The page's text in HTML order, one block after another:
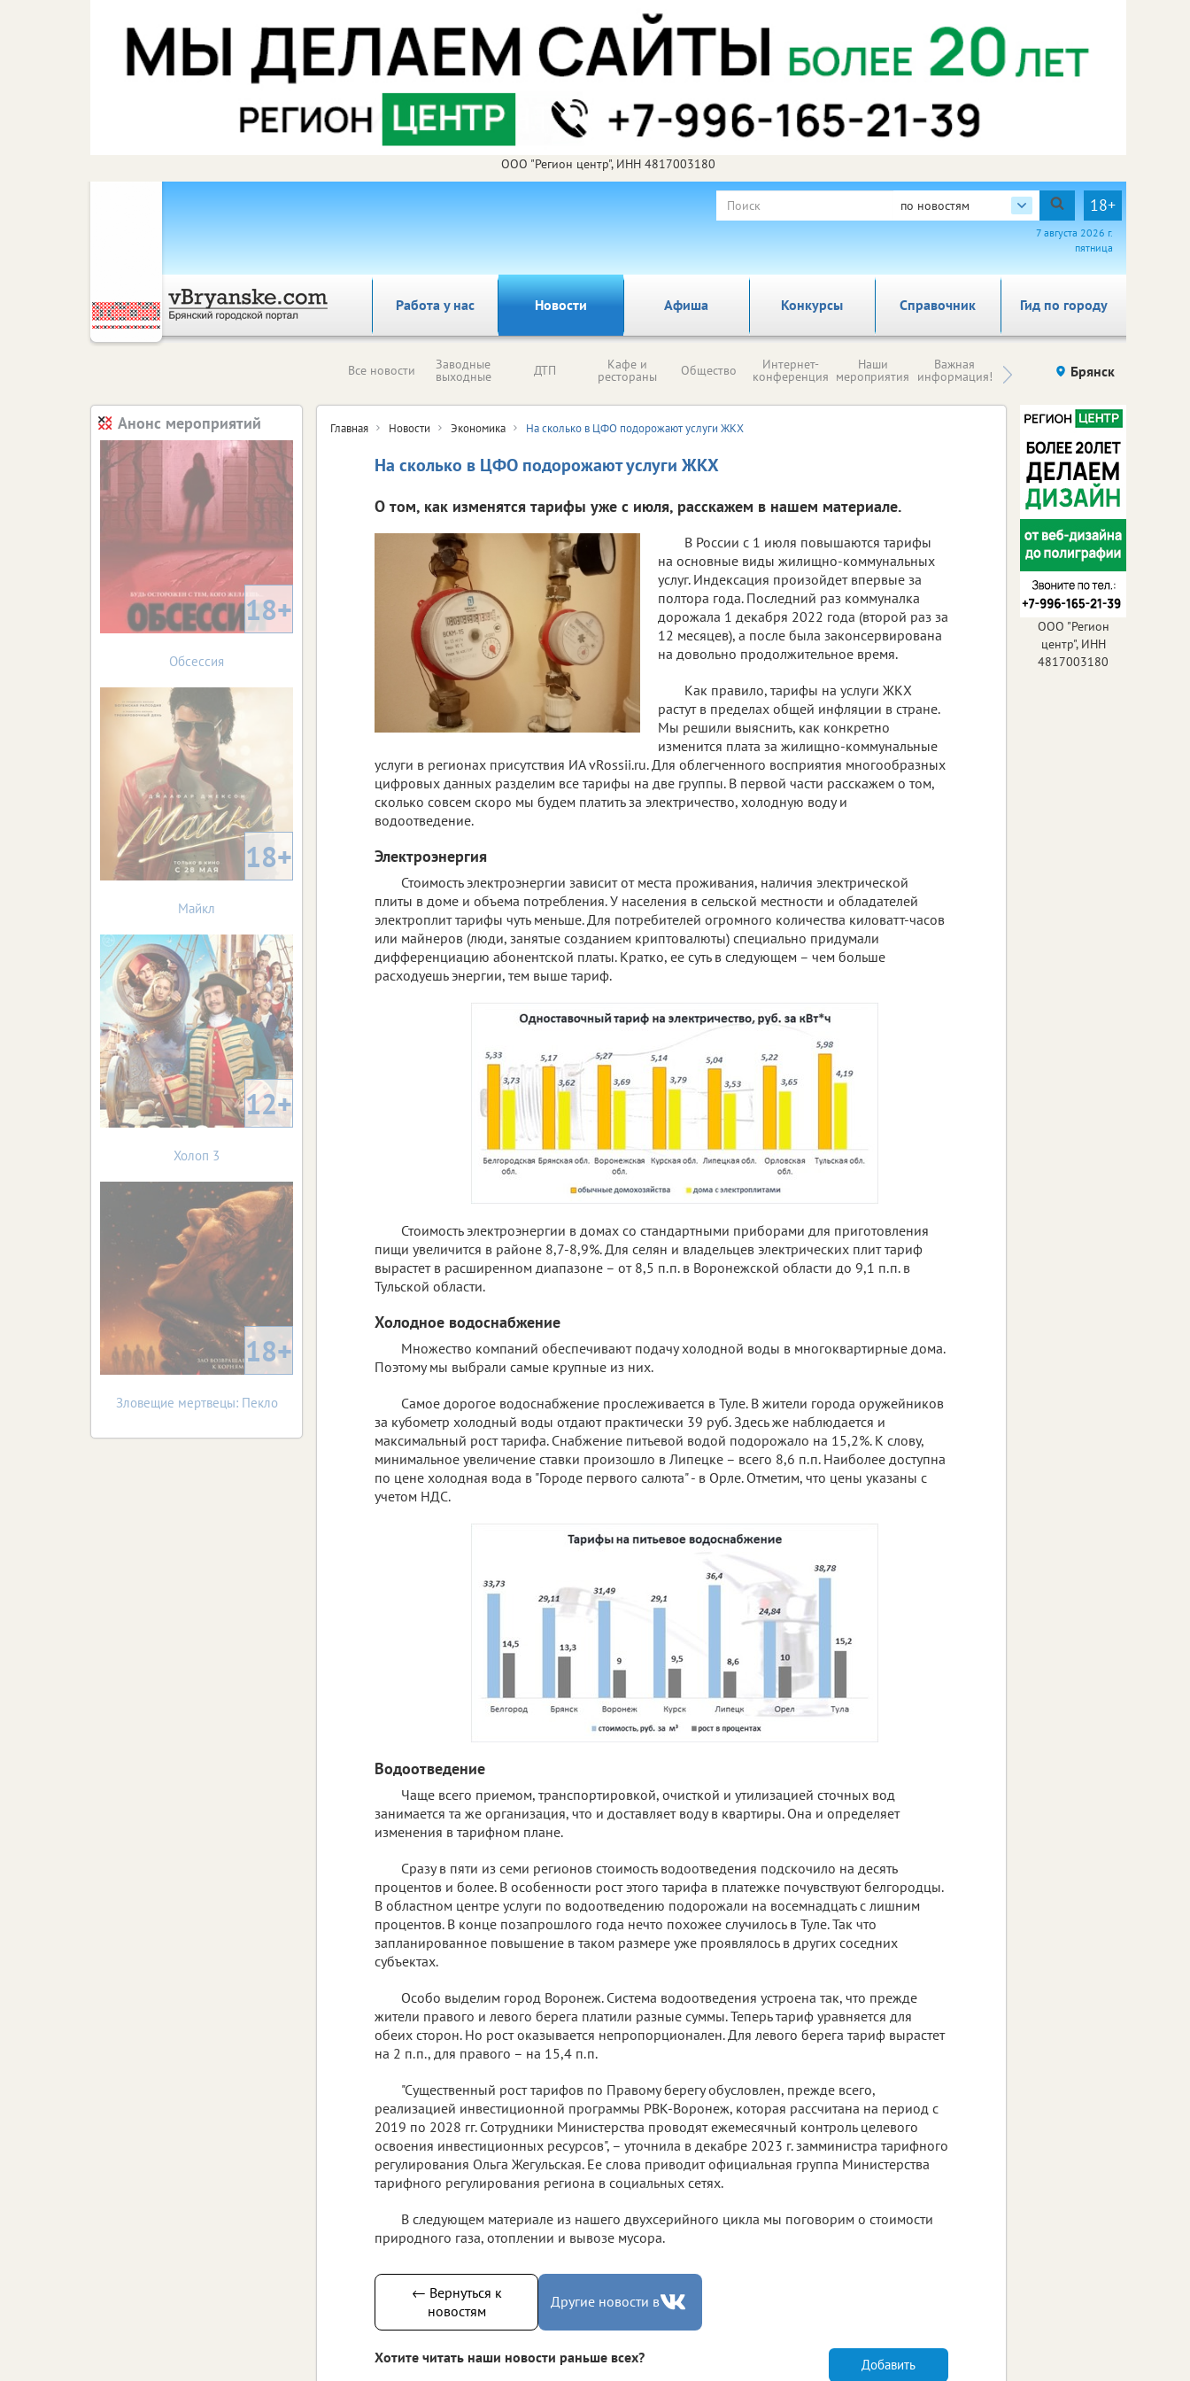
ООО "Регион центр", ИНН 4817003180
по новостям 18+
7 августа 2026 г.
пятница
Работа у нас Новости Афиша Справочник Гид по городу
Конкурсы
Все новости Заводные
выходные ДТП Кафе и
рестораны Общество Интернет-
конференция
Наши
мероприятия
Важная
информация! Происшествия Здоровье
Брянск
Главная Новости Экономика На сколько в ЦФО подорожают услуги ЖКХ
На сколько в ЦФО подорожают услуги ЖКХ
О том, как изменятся тарифы уже с июля, расскажем в нашем материале.
В России с 1 июля повышаются тарифы
на основные виды жилищно-коммунальных
услуг. Индексация произойдет впервые за
полтора года. Последний раз коммуналка
дорожала 1 декабря 2022 года (второй раз за
12 месяцев), а после была законсервирована
на довольно продолжительное время.
Как правило, тарифы на услуги ЖКХ
растут в пределах общей инфляции в стране.
Мы решили выяснить, как конкретно
изменится плата за жилищно-коммунальные
услуги в регионах присутствия ИА vRossii.ru. Для облегченного восприятия многообразных
цифровых данных разделим все тарифы на две группы. В первой части расскажем о том,
сколько совсем скоро мы будем платить за электричество, холодную воду и
водоотведение.
Электроэнергия
Стоимость электроэнергии зависит от места проживания, наличия электрической
плиты в доме и объема потребления. У населения в сельской местности и обладателей
электроплит тарифы чуть меньше. Для потребителей огромного количества киловатт-часов
или майнеров (люди, занятые созданием криптовалюты) специально придумали
дифференциацию абонентской платы. Кратко, ее суть в следующем – чем больше
расходуешь энергии, тем выше тариф.
Стоимость электроэнергии в домах со стандартными приборами для приготовления
пищи увеличится в районе 8,7-8,9%. Для селян и владельцев электрических плит тариф
вырастет в расширенном диапазоне – от 8,5 п.п. в Воронежской области до 9,1 п.п. в
Тульской области.
Холодное водоснабжение
Множество компаний обеспечивают подачу холодной воды в многоквартирные дома.
Поэтому мы выбрали самые крупные из них.
Самое дорогое водоснабжение прослеживается в Туле. В жители города оружейников
за кубометр холодный воды отдают практически 39 руб. Здесь же наблюдается и
максимальный рост тарифа. Снабжение питьевой водой подорожало на 15,2%. К слову,
минимальное увеличение ставки произошло в Липецке – всего 8,6 п.п. Наиболее доступна
по цене холодная вода в "Городе первого салюта" - в Орле. Отметим, что цены указаны с
учетом НДС.
Водоотведение
Чаще всего приемом, транспортировкой, очисткой и утилизацией сточных вод
занимается та же организация, что и доставляет воду в квартиры. Она и определяет
изменения в тарифном плане.
Сразу в пяти из семи регионов стоимость водоотведения подскочило на десять
процентов и более. В особенности рост этого тарифа в платежке почувствуют белгородцы.
В областном центре услуги по водоотведению подорожали на восемнадцать с лишним
процентов. В конце позапрошлого года нечто похожее случилось в Туле. Так что
запланированное повышение в таком размере уже проявлялось в других соседних
субъектах.
Особо выделим город Воронеж. Система водоотведения устроена так, что прежде
жители правого и левого берега платили разные суммы. Теперь тариф уравняется для
обеих сторон. Но рост оказывается непропорционален. Для левого берега тариф вырастет
на 2 п.п., для правого – на 15,4 п.п.
"Существенный рост тарифов по Правому берегу обусловлен, прежде всего,
реализацией инвестиционной программы РВК-Воронеж, которая рассчитана на период с
2019 по 2028 гг. Сотрудники Министерства проводят ежемесячный контроль целевого
освоения инвестиционных ресурсов", – уточнила в декабре 2023 г. замминистра тарифного
регулирования Ольга Жегульская. Ее слова приводит официальная группа Министерства
тарифного регулирования региона в социальных сетях.
В следующем материале из нашего двухсерийного цикла мы поговорим о стоимости
природного газа, отоплении и вывозе мусора.
← Вернуться к
новостям
Другие новости в
Хотите читать наши новости раньше всех? Добавить
Анонс мероприятий
18+
Обсессия
18+
Майкл
12+
Холоп 3
18+
Зловещие мертвецы: Пекло
ООО "Регион
центр", ИНН
4817003180